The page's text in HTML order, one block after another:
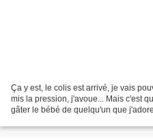
Ça y est, le colis est arrivé, je vais
mis la pression, j'avoue... Mais c'est
gâter le bébé de quelqu'un que